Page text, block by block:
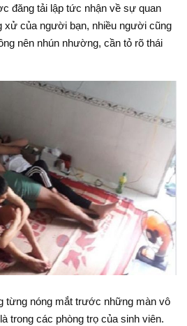
đăng tải lập tức nhận về sự quan
xử của người bạn, nhiều người cũng
nên nhún nhường, cần tỏ rõ thái
từng nóng mắt trước những màn vô
trong các phòng trọ của sinh viên.